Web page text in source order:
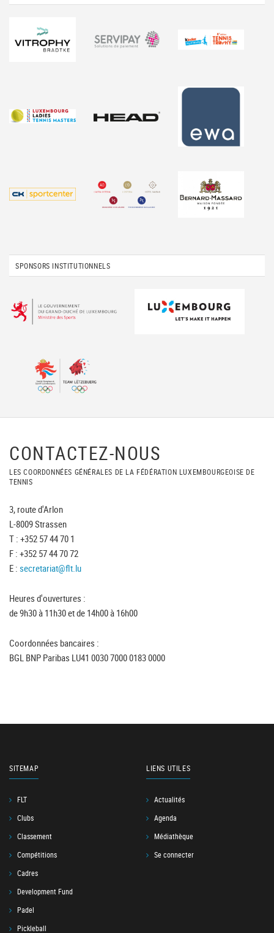
SPONSORS INSTITUTIONNELS
CONTACTEZ-NOUS
LES COORDONNÉES GÉNÉRALES DE LA FÉDÉRATION LUXEMBOURGEOISE DE
TENNIS
3, route d'Arlon
L-8009 Strassen
T : +352 57 44 70 1
F : +352 57 44 70 72
E : secretariat@flt.lu
Heures d'ouvertures :
de 9h30 à 11h30 et de 14h00 à 16h00
Coordonnées bancaires :
BGL BNP Paribas LU41 0030 7000 0183 0000
SITEMAP
FLT
Clubs
Classement
Compétitions
Cadres
Development Fund
Padel
Pickleball
LIENS UTILES
Actualités
Agenda
Médiathèque
Se connecter